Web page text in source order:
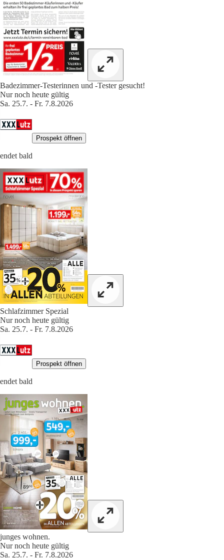
Badezimmer-Testerinnen und -Tester gesucht!
Nur noch heute gültig
Sa. 25.7. - Fr. 7.8.2026
Prospekt öffnen
endet bald
Schlafzimmer Spezial
Nur noch heute gültig
Sa. 25.7. - Fr. 7.8.2026
Prospekt öffnen
endet bald
junges wohnen.
Nur noch heute gültig
Sa. 25.7. - Fr. 7.8.2026